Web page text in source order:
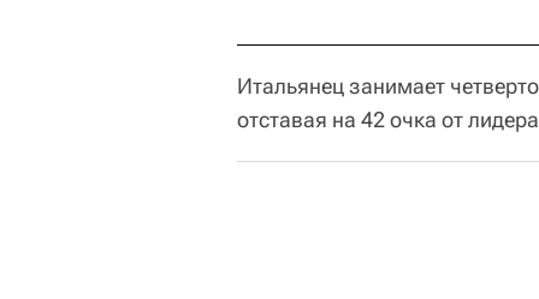
Итальянец занимает
отставая на 42 очка от